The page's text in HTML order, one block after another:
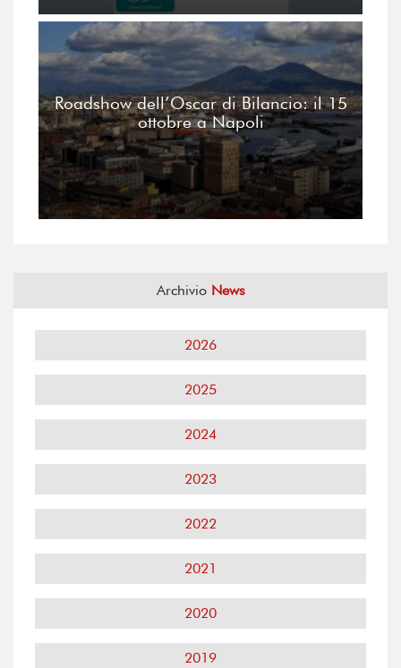
Roadshow dell’Oscar di Bilancio: il 15
ottobre a Napoli
Archivio News
2026
2025
2024
2023
2022
2021
2020
2019